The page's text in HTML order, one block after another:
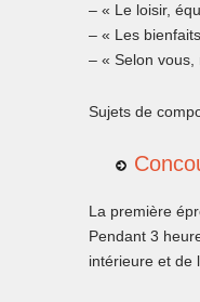
– « Le loisir,
– « Les
– « Selon
Sujets de
La première
Pendant 3
intérieure et de